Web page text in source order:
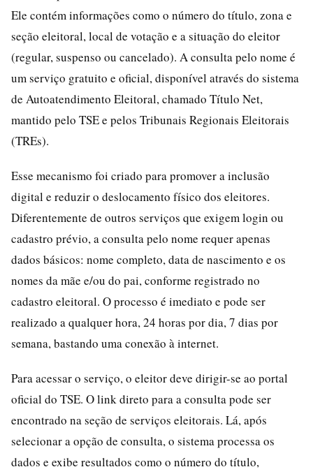
Ele contém informações como o número do título, zona e
seção eleitoral, local de votação e a situação do eleitor
(regular, suspenso ou cancelado). A consulta pelo nome é
um serviço gratuito e oficial, disponível através do sistema
de Autoatendimento Eleitoral, chamado Título Net,
mantido pelo TSE e pelos Tribunais Regionais Eleitorais
(TREs).
Esse mecanismo foi criado para promover a inclusão
digital e reduzir o deslocamento físico dos eleitores.
Diferentemente de outros serviços que exigem login ou
cadastro prévio, a consulta pelo nome requer apenas
dados básicos: nome completo, data de nascimento e os
nomes da mãe e/ou do pai, conforme registrado no
cadastro eleitoral. O processo é imediato e pode ser
realizado a qualquer hora, 24 horas por dia, 7 dias por
semana, bastando uma conexão à internet.
Para acessar o serviço, o eleitor deve dirigir-se ao portal
oficial do TSE. O link direto para a consulta pode ser
encontrado na seção de serviços eleitorais. Lá, após
selecionar a opção de consulta, o sistema processa os
dados e exibe resultados como o número do título,